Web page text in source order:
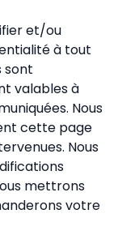
et/ou
à tout
sont
valables à
Nous
cette page
Nous
mettrons
votre